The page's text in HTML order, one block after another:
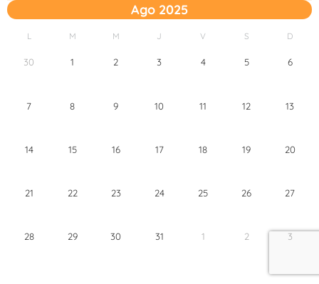
Ago 2025
L M M J V S D
30 1 2 3 4 5 6
7 8 9 10 11 12 13
14 15 16 17 18 19 20
21 22 23 24 25 26 27
28 29 30 31 1 2 3